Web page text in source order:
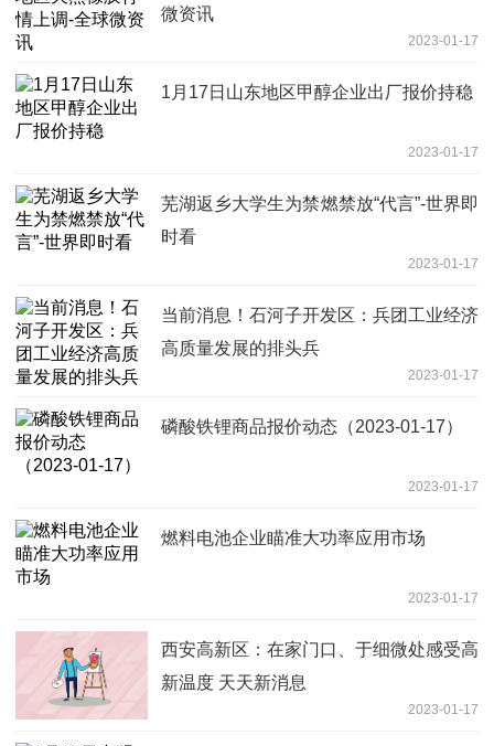
微资讯
2023-01-17
1月17日山东地区甲醇企业出厂报价持稳
2023-01-17
芜湖返乡大学生为禁燃禁放“代言”-世界即
时看
2023-01-17
当前消息！石河子开发区：兵团工业经济
高质量发展的排头兵
2023-01-17
磷酸铁锂商品报价动态（2023-01-17）
2023-01-17
燃料电池企业瞄准大功率应用市场
2023-01-17
西安高新区：在家门口、于细微处感受高
新温度 天天新消息
2023-01-17